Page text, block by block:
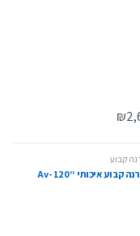
₪
קבוע
מסך הקרנה קבוע איכותי “120 Av-